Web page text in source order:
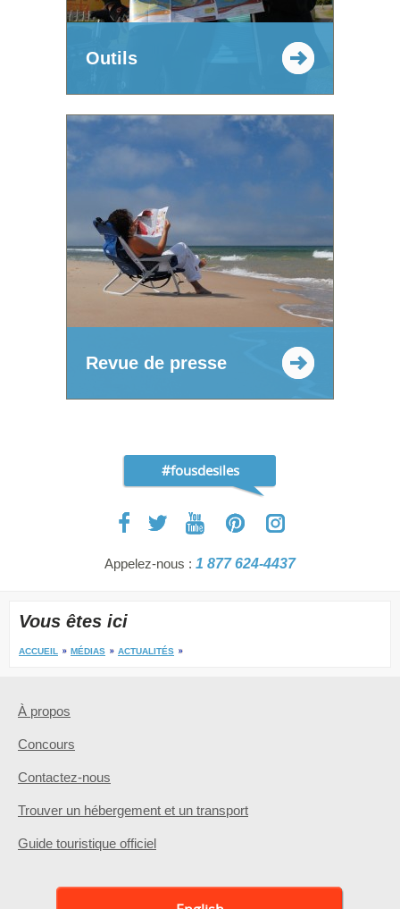
Outils
Revue de presse
#fousdesiles
Appelez-nous : 1 877 624-4437
Vous êtes ici
ACCUEIL MÉDIAS ACTUALITÉS
À propos
Concours
Contactez-nous
Trouver un hébergement et un transport
Guide touristique officiel